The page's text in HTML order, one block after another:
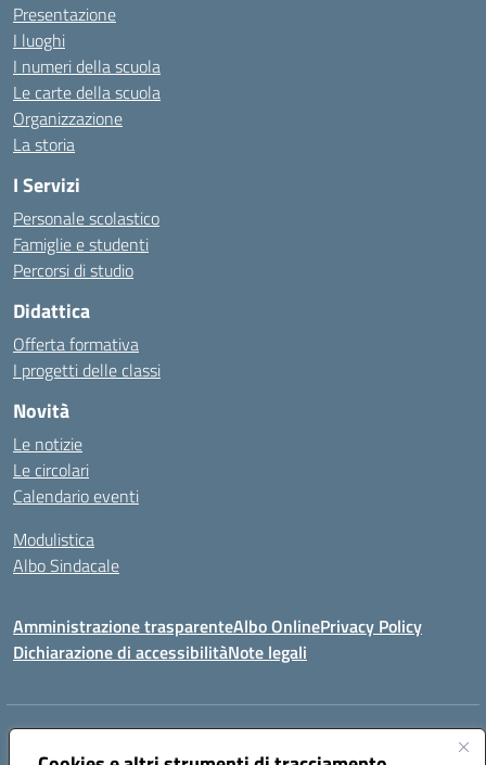
Presentazione
I luoghi
I numeri della scuola
Le carte della scuola
Organizzazione
La storia
I Servizi
Personale scolastico
Famiglie e studenti
Percorsi di studio
Didattica
Offerta formativa
I progetti delle classi
Novità
Le notizie
Le circolari
Calendario eventi
Modulistica
Albo Sindacale
Amministrazione trasparenteAlbo OnlinePrivacy Policy
Dichiarazione di accessibilitàNote legali
Indirizzo:
Centralino:0994722507 Email:TAIC873006@istruzione.it